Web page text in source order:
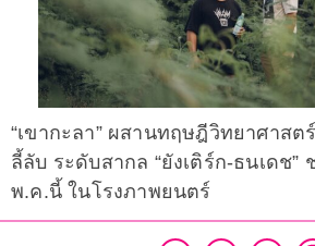
“เขากะลา” ผสานทฤษฎีวิทยาศาสต
ลี้ลับ ระดับสากล “ยังเติร์ก-ธนเดช”
พ.ค.นี้ ในโรงภาพยนตร์